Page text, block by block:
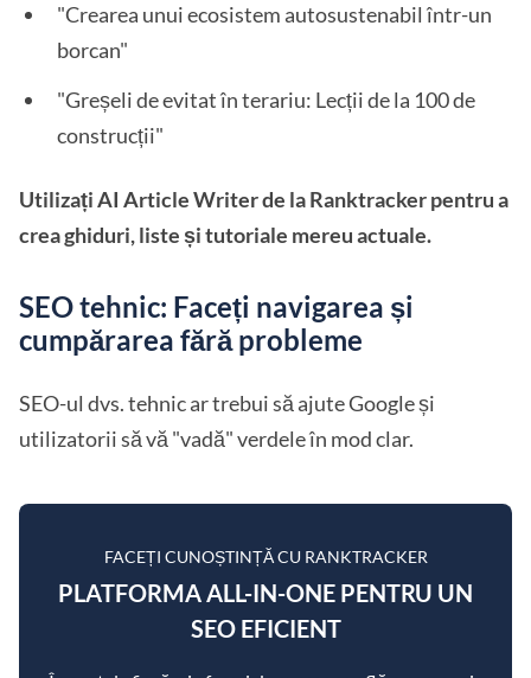
"Crearea unui ecosistem autosustenabil într-un
borcan"
"Greșeli de evitat în terariu: Lecții de la 100 de
construcții"
Utilizați AI Article Writer de la Ranktracker pentru a
crea ghiduri, liste și tutoriale mereu actuale.
SEO tehnic: Faceți navigarea și
cumpărarea fără probleme
SEO-ul dvs. tehnic ar trebui să ajute Google și
utilizatorii să vă "vadă" verdele în mod clar.
FACEȚI CUNOȘTINȚĂ CU RANKTRACKER
PLATFORMA ALL-IN-ONE PENTRU UN
SEO EFICIENT